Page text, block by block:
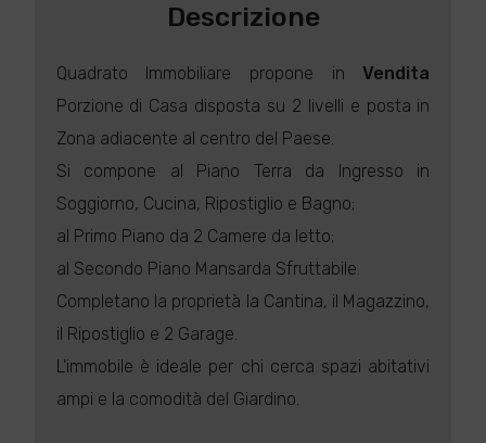
Descrizione
Quadrato Immobiliare propone inVendita
Porzione di Casa disposta su 2 livelli e posta in
Zona adiacente al centro del Paese.
Si compone al Piano Terra da Ingresso in
Soggiorno, Cucina, Ripostiglio e Bagno;
al Primo Piano da 2 Camere da letto;
al Secondo Piano Mansarda Sfruttabile.
Completano la proprietà la Cantina, il Magazzino,
il Ripostiglio e 2 Garage.
L'immobile è ideale per chi cerca spazi abitativi
ampi e la comodità del Giardino.